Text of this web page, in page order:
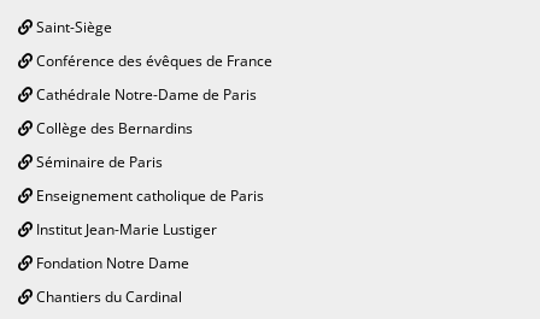
Saint-Siège
Conférence des évêques de France
Cathédrale Notre-Dame de Paris
Collège des Bernardins
Séminaire de Paris
Enseignement catholique de Paris
Institut Jean-Marie Lustiger
Fondation Notre Dame
Chantiers du Cardinal